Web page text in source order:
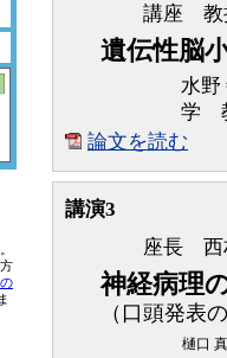
講座 教
遺伝性脳
水野
学
論文を読む
講演3
座長 西
神経病理
（口頭発表
樋口